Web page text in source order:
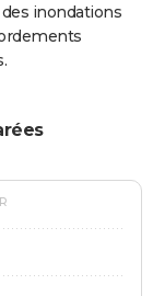
inondations